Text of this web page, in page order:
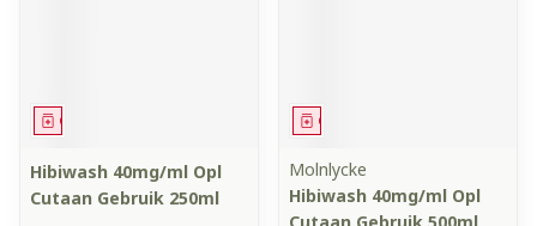
Geneesmiddel
Hibiwash 40mg/ml Opl
Cutaan Gebruik 250ml
Geneesmiddel
Molnlycke
Hibiwash 40mg/ml Opl